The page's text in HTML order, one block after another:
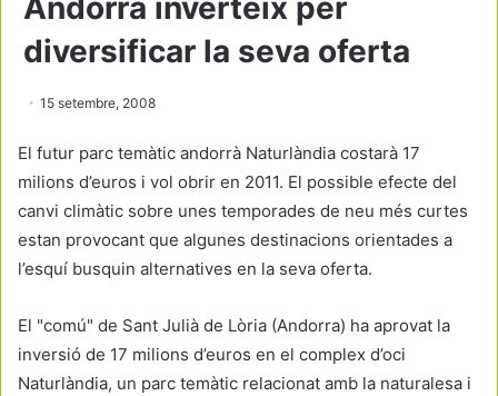
Andorra inverteix per
diversificar la seva oferta
15 setembre, 2008
El futur parc temàtic andorrà Naturlàndia costarà 17
milions d’euros i vol obrir en 2011. El possible efecte del
canvi climàtic sobre unes temporades de neu més curtes
estan provocant que algunes destinacions orientades a
l’esquí busquin alternatives en la seva oferta.
El "comú" de Sant Julià de Lòria (Andorra) ha aprovat la
inversió de 17 milions d’euros en el complex d’oci
Naturlàndia, un parc temàtic relacionat amb la naturalesa i